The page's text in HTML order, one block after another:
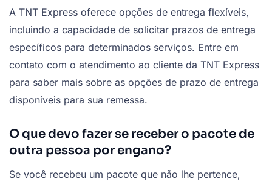
A TNT Express oferece opções de entrega flexíveis,
incluindo a capacidade de solicitar prazos de entrega
específicos para determinados serviços. Entre em
contato com o atendimento ao cliente da TNT Express
para saber mais sobre as opções de prazo de entrega
disponíveis para sua remessa.
O que devo fazer se receber o pacote de
outra pessoa por engano?
Se você recebeu um pacote que não lhe pertence,